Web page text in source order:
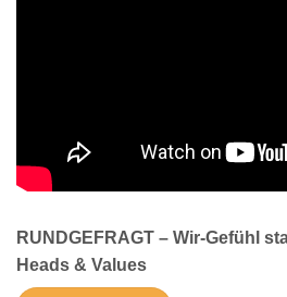
RUNDGEFRAGT – Wir-Gefühl
Heads & Values